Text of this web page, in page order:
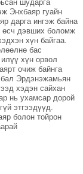
шударга
Энхбаяр гуайн
дарга ингэж байна
өсч дэвших боломж
хүн байгаа.
бас
хүн орвол
очиж байнга
Эрдэнэжамьян
хэдэн сайхан
нь ухамсар дорой
этгээдүүд.
болон тойрон